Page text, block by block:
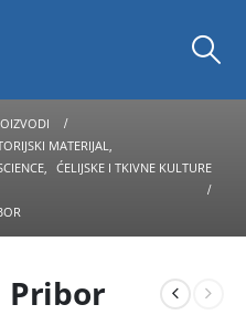
MATERIJAL,
, ĆELIJSKE I TKIVNE KULTURE
Pribor